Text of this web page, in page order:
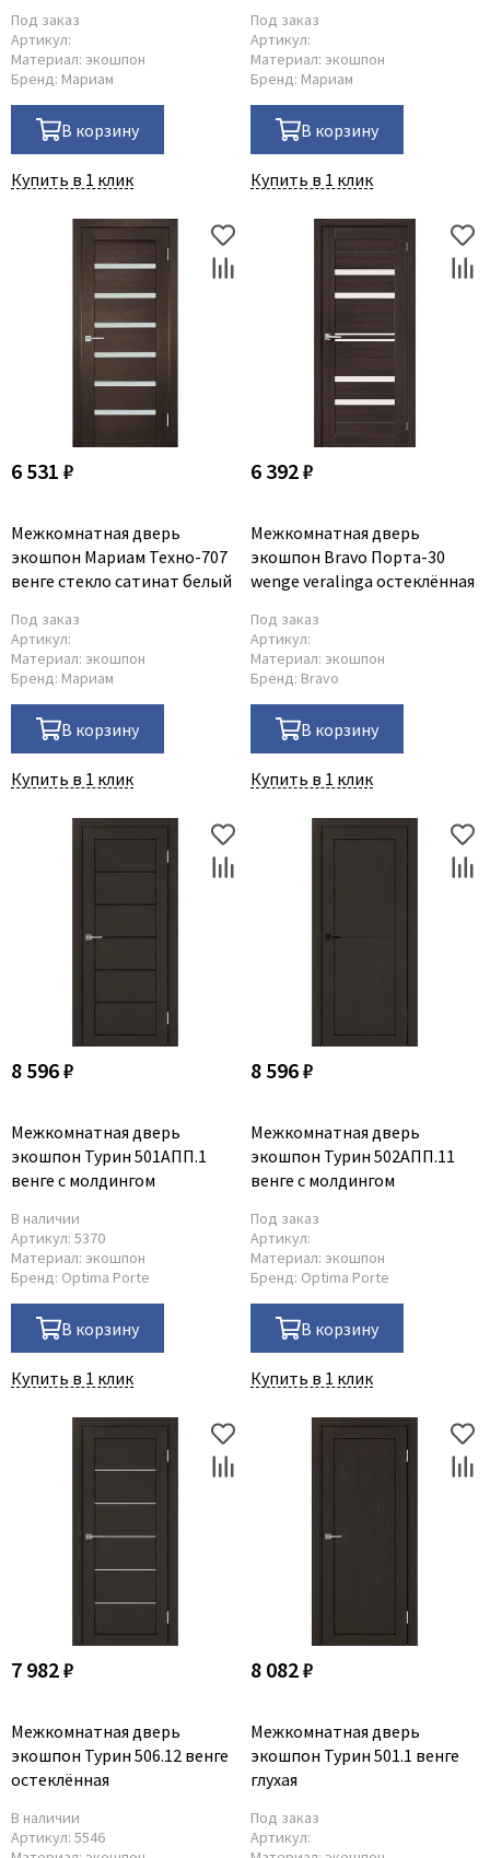
Под заказ
Артикул:
Материал: экошпон
Бренд: Мариам
В корзину
Купить в 1 клик
Под заказ
Артикул:
Материал: экошпон
Бренд: Мариам
В корзину
Купить в 1 клик
6 531 ₽
Межкомнатная дверь
экошпон Мариам Техно-707
венге стекло сатинат белый
Под заказ
Артикул:
Материал: экошпон
Бренд: Мариам
В корзину
Купить в 1 клик
6 392 ₽
Межкомнатная дверь
экошпон Bravo Порта-30
wenge veralinga остеклённая
Под заказ
Артикул:
Материал: экошпон
Бренд: Bravo
В корзину
Купить в 1 клик
8 596 ₽
Межкомнатная дверь
экошпон Турин 501АПП.1
венге с молдингом
В наличии
Артикул: 5370
Материал: экошпон
Бренд: Optima Porte
В корзину
Купить в 1 клик
8 596 ₽
Межкомнатная дверь
экошпон Турин 502АПП.11
венге с молдингом
Под заказ
Артикул:
Материал: экошпон
Бренд: Optima Porte
В корзину
Купить в 1 клик
7 982 ₽
Межкомнатная дверь
экошпон Турин 506.12 венге
остеклённая
В наличии
Артикул: 5546
8 082 ₽
Межкомнатная дверь
экошпон Турин 501.1 венге
глухая
Под заказ
Артикул: